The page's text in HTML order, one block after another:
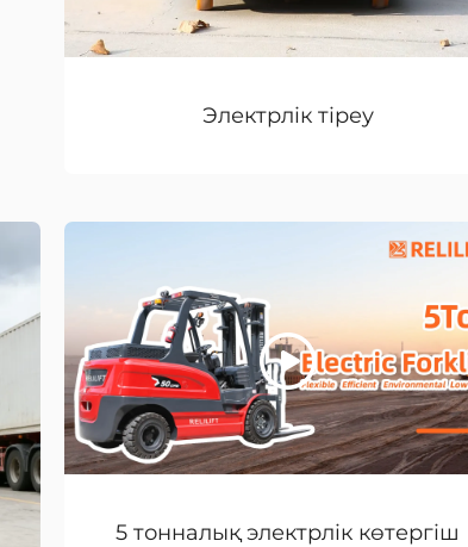
Электрлік тіреу
5 тонналық электрлік көтергіш